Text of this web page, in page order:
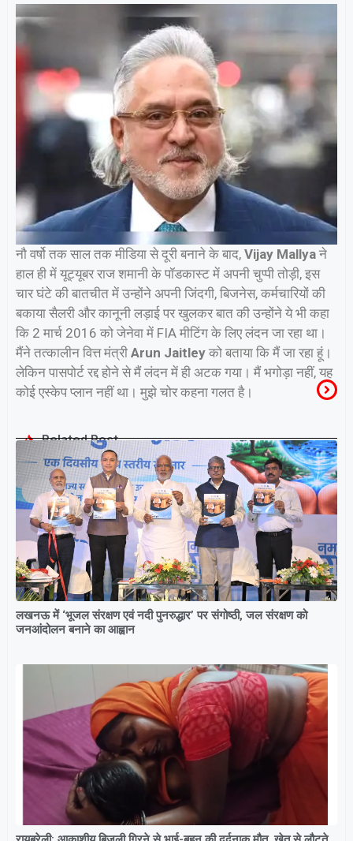
नौ वर्षो तक साल तक मीडिया से दूरी बनाने के बाद, Vijay Mallya ने
हाल ही में यूट्यूबर राज शमानी के पॉडकास्ट में अपनी चुप्पी तोड़ी, इस
चार घंटे की बातचीत में उन्होंने अपनी जिंदगी, बिजनेस, कर्मचारियों की
बकाया सैलरी और कानूनी लड़ाई पर खुलकर बात की उन्होंने ये भी कहा
कि 2 मार्च 2016 को जेनेवा में FIA मीटिंग के लिए लंदन जा रहा था।
मैंने तत्कालीन वित्त मंत्री Arun Jaitley को बताया कि मैं जा रहा हूं।
लेकिन पासपोर्ट रद्द होने से मैं लंदन में ही अटक गया। मैं भगोड़ा नहीं, यह
कोई एस्केप प्लान नहीं था। मुझे चोर कहना गलत है।
Related Post
लखनऊ में ‘भूजल संरक्षण एवं नदी पुनरुद्धार’ पर संगोष्ठी, जल संरक्षण को
जनआंदोलन बनाने का आह्वान